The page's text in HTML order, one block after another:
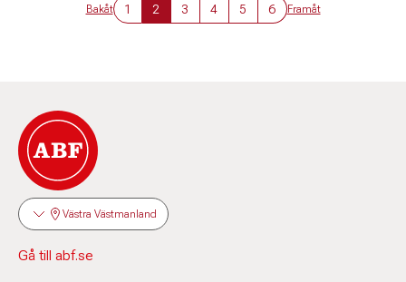
Bakåt 1 2 3 4 5 6 Framåt
Västra Västmanland
Gå till abf.se